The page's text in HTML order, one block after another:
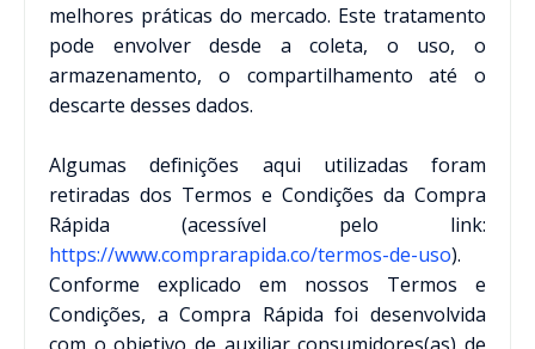
melhores práticas do mercado. Este tratamento
pode envolver desde a coleta, o uso, o
armazenamento, o compartilhamento até o
descarte desses dados.
Algumas definições aqui utilizadas foram
retiradas dos Termos e Condições da Compra
Rápida (acessível pelo link:
https://www.comprarapida.co/termos-de-uso).
Conforme explicado em nossos Termos e
Condições, a Compra Rápida foi desenvolvida